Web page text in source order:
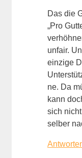
Das die
„Pro
unfair.
einzige
ne. Da
kann
sich
selber